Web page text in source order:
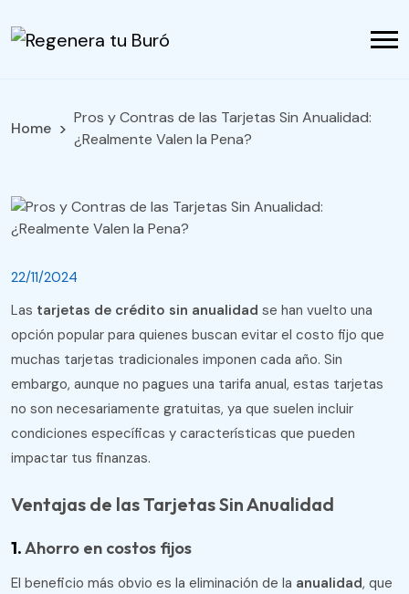
Home
Pros y Contras de las Tarjetas Sin Anualidad:
¿Realmente Valen la Pena?
22/11/2024
Las tarjetas de crédito sin anualidad se han vuelto una
opción popular para quienes buscan evitar el costo fijo que
muchas tarjetas tradicionales imponen cada año. Sin
embargo, aunque no pagues una tarifa anual, estas tarjetas
no son necesariamente gratuitas, ya que suelen incluir
condiciones específicas y características que pueden
impactar tus finanzas.
Ventajas de las Tarjetas Sin Anualidad
1.Ahorro en costos fijos
El beneficio más obvio es la eliminación de la anualidad, que